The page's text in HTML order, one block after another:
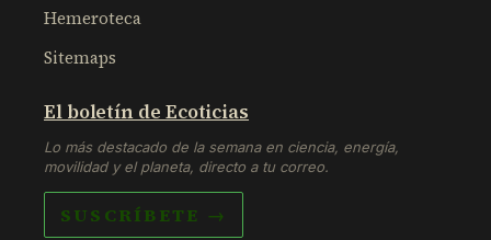
Hemeroteca
Sitemaps
El boletín de Ecoticias
Lo más destacado de la semana en ciencia, energía,
movilidad y el planeta, directo a tu correo.
SUSCRÍBETE →